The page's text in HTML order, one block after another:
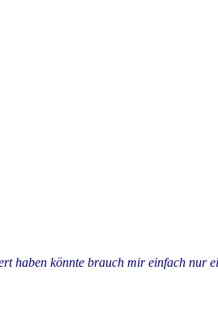
haben könnte brauch mir einfach nur